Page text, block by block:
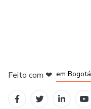
Feito com ❤ em Bogotá